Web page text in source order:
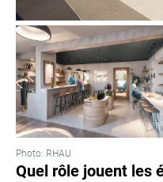
Photo: RHAU
Quel rôle jouent les